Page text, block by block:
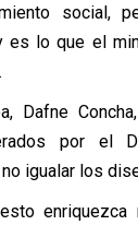
social,
es lo que el
Dafne
por el
igualar los